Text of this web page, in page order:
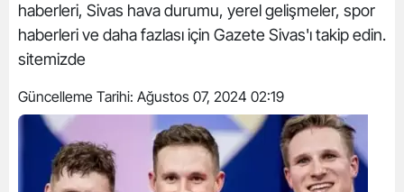
haberleri, Sivas hava durumu, yerel gelişmeler, spor
haberleri ve daha fazlası için Gazete Sivas'ı takip edin.
sitemizde
Güncelleme Tarihi: Ağustos 07, 2024 02:19